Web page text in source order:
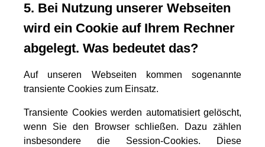
5. Bei Nutzung unserer Webseiten
wird ein Cookie auf Ihrem Rechner
abgelegt. Was bedeutet das?
Auf unseren Webseiten kommen sogenannte
transiente Cookies zum Einsatz.
Transiente Cookies werden automatisiert gelöscht,
wenn Sie den Browser schließen. Dazu zählen
insbesondere die Session-Cookies. Diese